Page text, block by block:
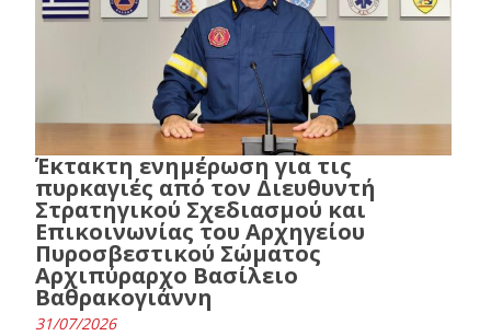
Έκτακτη ενημέρωση για τις
πυρκαγιές από τον Διευθυντή
Στρατηγικού Σχεδιασμού και
Επικοινωνίας του Αρχηγείου
Πυροσβεστικού Σώματος
Αρχιπύραρχο Βασίλειο
Βαθρακογιάννη
31/07/2026